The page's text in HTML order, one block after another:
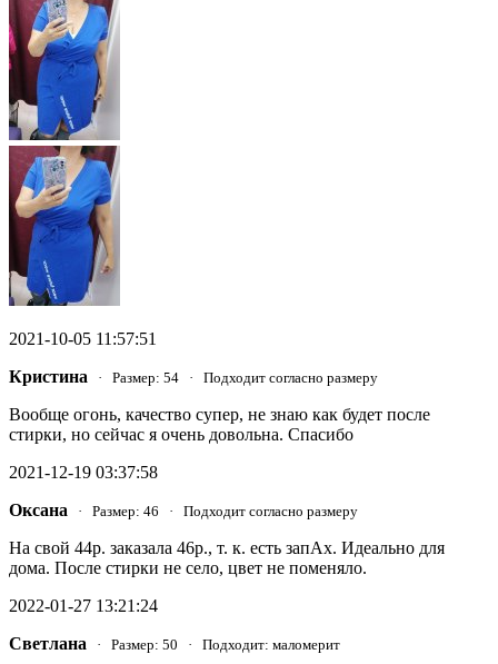
2021-10-05 11:57:51
Кристина · Размер: 54 · Подходит согласно размеру
Вообще огонь, качество супер, не знаю как будет после
стирки, но сейчас я очень довольна. Спасибо
2021-12-19 03:37:58
Оксана · Размер: 46 · Подходит согласно размеру
На свой 44р. заказала 46р., т. к. есть запАх. Идеально для
дома. После стирки не село, цвет не поменяло.
2022-01-27 13:21:24
Светлана · Размер: 50 · Подходит: маломерит